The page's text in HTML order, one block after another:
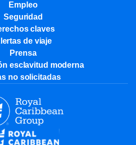
Empleo
Seguridad
claves
de viaje
Prensa
esclavitud moderna
no solicitadas